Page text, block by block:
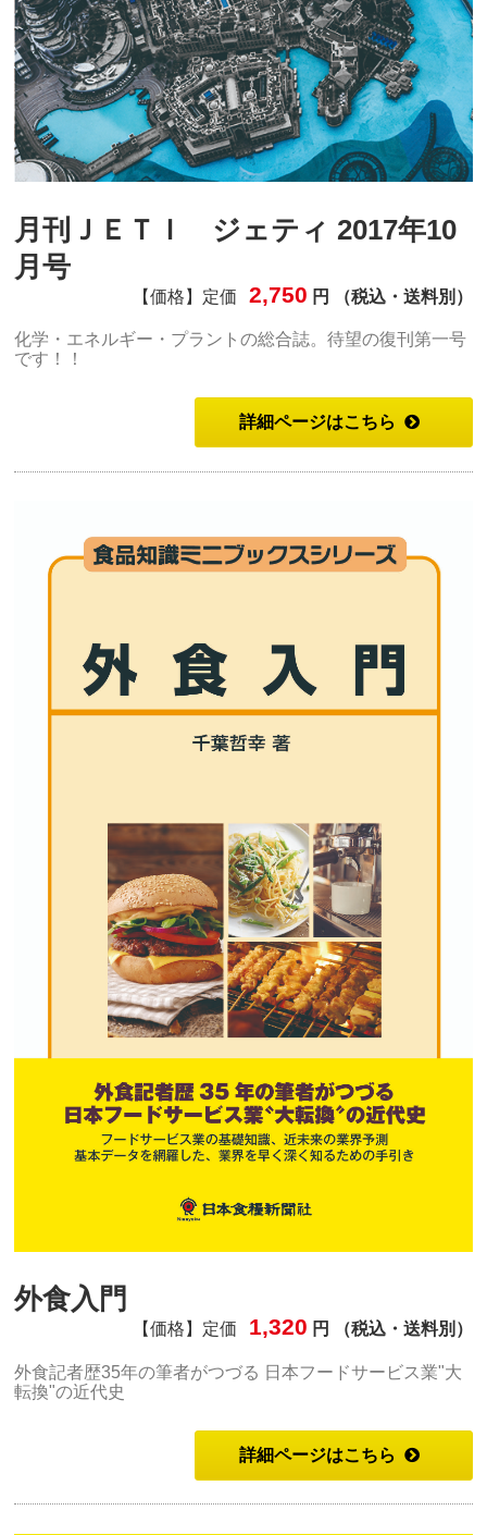
月刊ＪＥＴＩ ジェティ 2017年10
月号
【価格】定価 2,750 円 （税込・送料別）
化学・エネルギー・プラントの総合誌。待望の復刊第一号
です！！
詳細ページはこちら
外食入門
【価格】定価 1,320 円 （税込・送料別）
外食記者歴35年の筆者がつづる 日本フードサービス業"大
転換"の近代史
詳細ページはこちら